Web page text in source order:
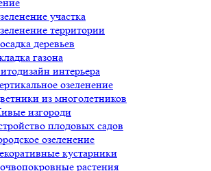
участка
территории
деревьев
газона
интерьера
озеленение
из многолетников
изгороди
плодовых садов
озеленение
кустарники
растения